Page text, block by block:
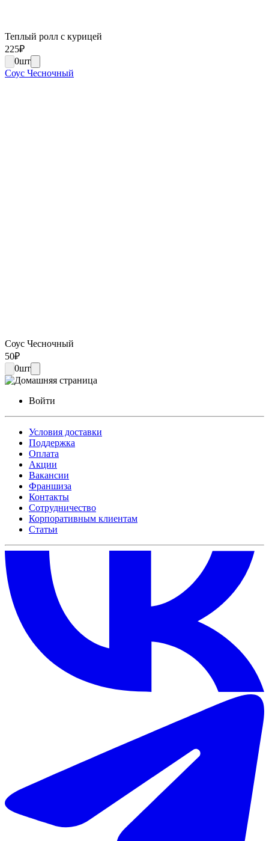
Теплый ролл с курицей
225₽
0шт
Соус Чесночный
Соус Чесночный
50₽
0шт
Войти
Условия доставки
Поддержка
Оплата
Акции
Вакансии
Франшиза
Контакты
Сотрудничество
Корпоративным клиентам
Статьи